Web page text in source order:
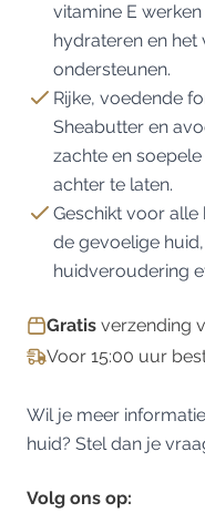
vitamine E
hydrateren en
ondersteunen.
Rijke, voedende
Sheabutter en
zachte en
achter te laten.
Geschikt voor
de gevoelige
huidveroudering
Gratis verzending
Voor 15:00 uur
Volg ons op:
Wil je meer
huid? Stel dan je